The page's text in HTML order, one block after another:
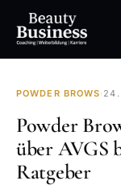
POWDER BROWS·
Powder
über AVGS
Ratgeber